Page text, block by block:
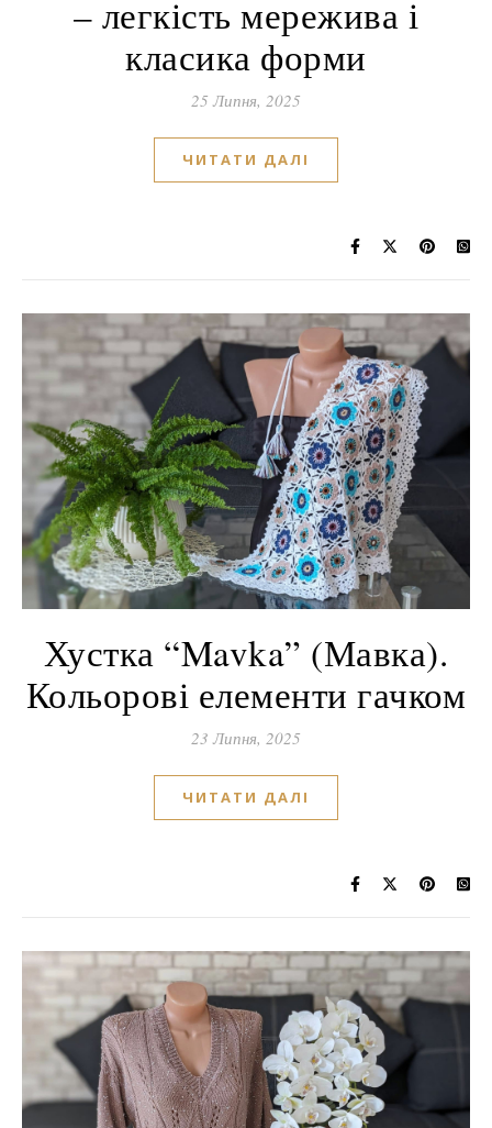
– легкість мережива і
класика форми
25 Липня, 2025
ЧИТАТИ ДАЛІ
Хустка “Mavka” (Мавка).
Кольорові елементи гачком
23 Липня, 2025
ЧИТАТИ ДАЛІ